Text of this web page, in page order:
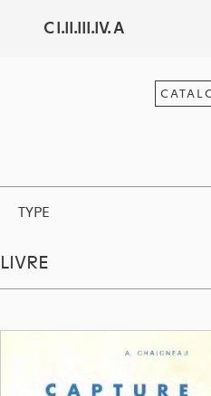
C I.II.III.IV. A
TYPE
LIVRE